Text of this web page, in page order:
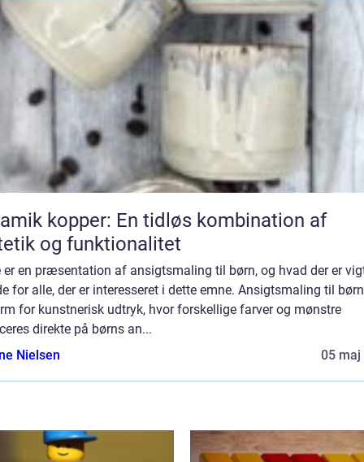
kopper: En tidløs kombination af
og funktionalitet
er en præsentation af ansigtsmaling til børn, og hvad der er
for alle, der er interesseret i dette emne. Ansigtsmaling til
for kunstnerisk udtryk, hvor forskellige farver og mønstre
direkte på børns an...
Nielsen
05 maj